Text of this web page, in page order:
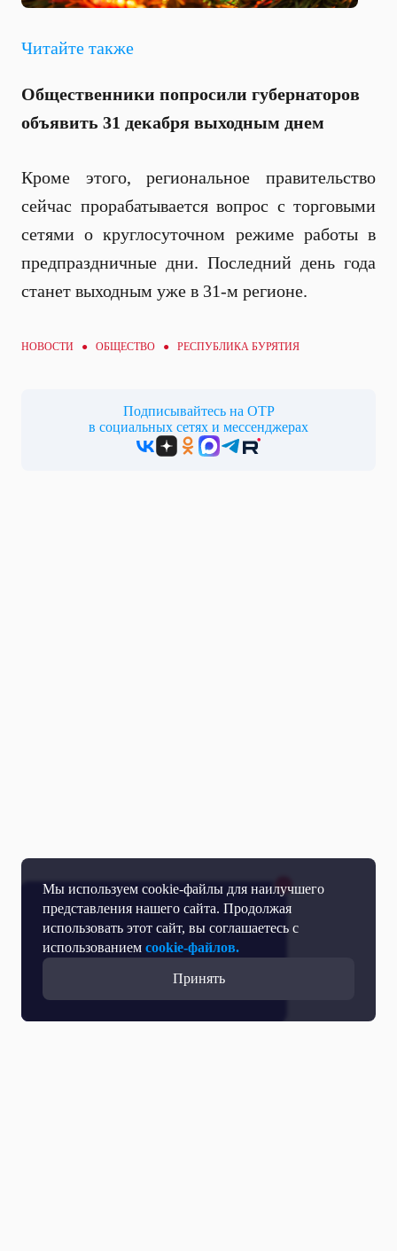
Мы используем cookie-файлы для наилучшего
представления нашего сайта. Продолжая
использовать этот сайт, вы соглашаетесь с
использованием cookie-файлов.
Принять
Читайте также
Общественники попросили губернаторов
объявить 31 декабря выходным днем
Кроме этого, региональное правительство
сейчас прорабатывается вопрос с торговыми
сетями о круглосуточном режиме работы в
предпраздничные дни. Последний день года
станет выходным уже в 31-м регионе.
НОВОСТИ ● ОБЩЕСТВО ● РЕСПУБЛИКА БУРЯТИЯ
Подписывайтесь на ОТР
в социальных сетях и мессенджерах